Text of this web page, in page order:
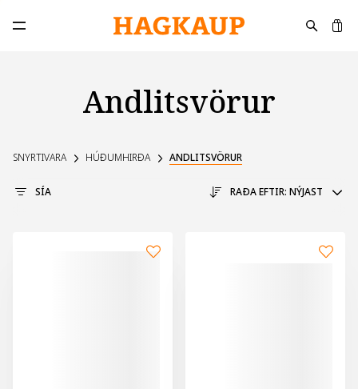
Opna aðalvalmynd
Andlitsvörur
SNYRTIVARA HÚÐUMHIRÐA ANDLITSVÖRUR
SÍA RAÐA EFTIR: NÝJAST